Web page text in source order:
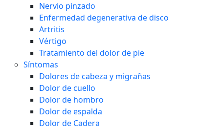
Nervio pinzado
Enfermedad degenerativa de disco
Artritis
Vértigo
Tratamiento del dolor de pie
Síntomas
Dolores de cabeza y migrañas
Dolor de cuello
Dolor de hombro
Dolor de espalda
Dolor de Cadera